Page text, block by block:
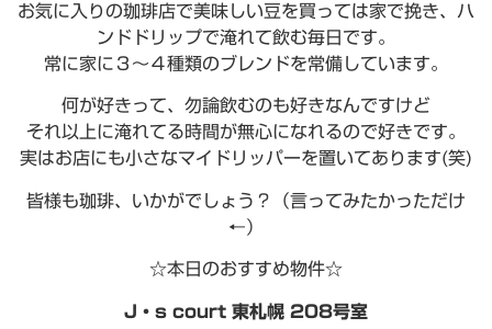
お気に入りの珈琲店で美味しい豆を買っては家で挽き、ハ
ンドドリップで淹れて飲む毎日です。
常に家に３～４種類のブレンドを常備しています。
何が好きって、勿論飲むのも好きなんですけど
それ以上に淹れてる時間が無心になれるので好きです。
実はお店にも小さなマイドリッパーを置いてあります(笑)
皆様も珈琲、いかがでしょう？（言ってみたかっただけ
←）
☆本日のおすすめ物件☆
J・s court 東札幌 208号室